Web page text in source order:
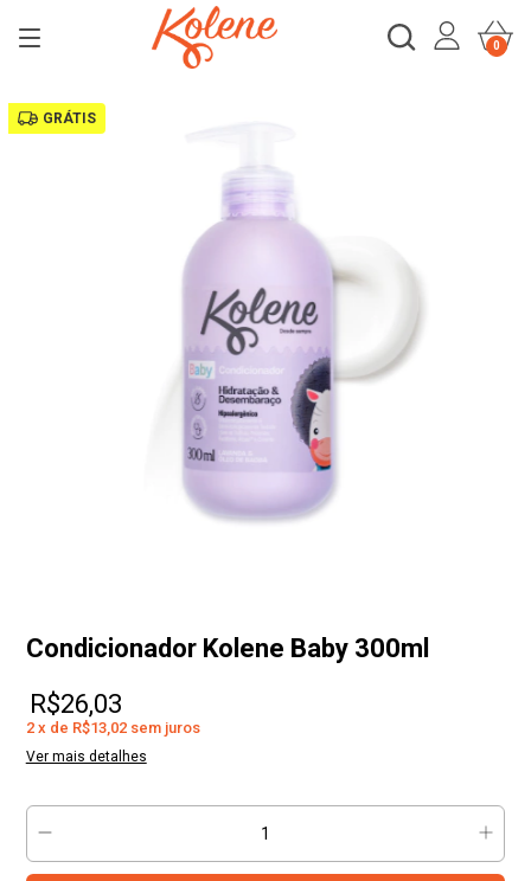
0
GRÁTIS
Condicionador Kolene Baby 300ml
R$26,03
2 x de R$13,02 sem juros
Ver mais detalhes